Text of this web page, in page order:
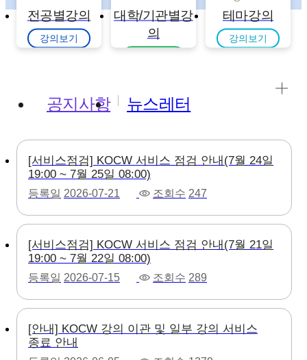
전공별강의
강의보기
대학/기관별강
의
테마강의
강의보기
공지사항 뉴스레터
[서비스점검] KOCW 서비스 점검 안내(7월 24일
19:00 ~ 7월 25일 08:00)
등록일 2026-07-21 조회수 247
[서비스점검] KOCW 서비스 점검 안내(7월 21일
19:00 ~ 7월 22일 08:00)
등록일 2026-07-15 조회수 289
[안내] KOCW 강의 이관 및 일부 강의 서비스
종료 안내